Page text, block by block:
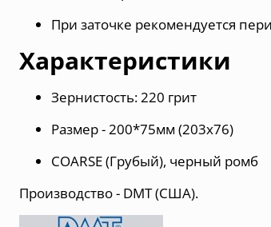
При заточке рекомендуется
Характеристики
Зернистость: 220 грит
Размер - 200*75мм (203х76)
COARSE (Грубый), черный ромб
Производство - DMT (США).